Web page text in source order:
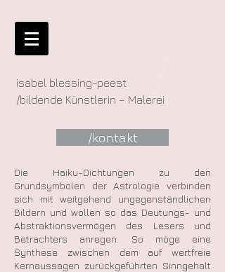
isabel blessing-peest
/bildende Künstlerin – Malerei
/kontakt
Die Haiku-Dichtungen zu den
Grundsymbolen der Astrologie verbinden
sich mit weitgehend ungegenständlichen
Bildern und wollen so das Deutungs- und
Abstraktionsvermögen des Lesers und
Betrachters anregen. So möge eine
Synthese zwischen dem auf wertfreie
Kernaussagen zurückgeführten Sinngehalt